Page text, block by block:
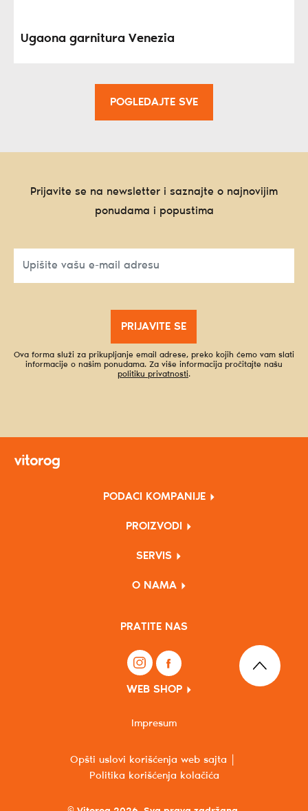
Ugaona garnitura Venezia
POGLEDAJTE SVE
Prijavite se na newsletter i saznajte o najnovijim
ponudama i popustima
PRIJAVITE SE
Ova forma služi za prikupljanje email adrese, preko kojih ćemo vam slati
informacije o našim ponudama. Za više informacija pročitajte našu
politiku privatnosti.
PODACI KOMPANIJE
PROIZVODI
SERVIS
O NAMA
PRATITE NAS
WEB SHOP
Opšti uslovi korišćenja web sajta
Politika korišćenja kolačića
Impresum